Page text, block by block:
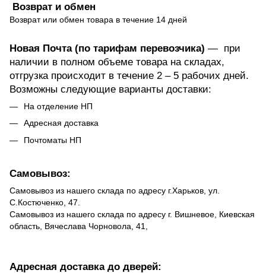
Возврат и обмен
Возврат или обмен товара в течение 14 дней
Новая Почта (по тарифам перевозчика) — при
наличии в полном объеме товара на складах,
отгрузка происходит в течение 2 – 5 рабочих дней.
Возможны следующие варианты доставки:
На отделение НП
Адресная доставка
Почтоматы НП
Самовывоз:
Самовывоз из нашего склада по адресу г.Харьков, ул.
С.Костюченко, 47.
Самовывоз из нашего склада по адресу г. Вишневое, Киевская
область, Вячеслава Чорновола, 41,
Адресная доставка до дверей: